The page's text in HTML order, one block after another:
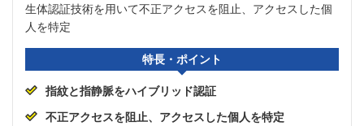
生体認証技術を用いて不正アクセスを阻止、アクセスした個
人を特定
特長・ポイント
指紋と指静脈をハイブリッド認証
不正アクセスを阻止、アクセスした個人を特定